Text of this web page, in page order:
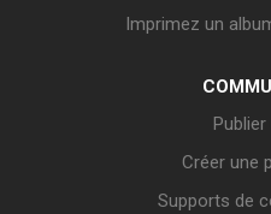
Imprimez un
Publier
Créer une
Supports de